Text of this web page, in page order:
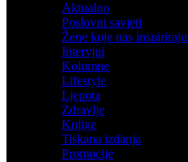
Aktualno
Poslovni savjeti
Žene koje nas inspiriraju
Intervjui
Kolumne
Lifestyle
Ljepota
Zdravlje
Knjige
Tiskana izdanja
Promocije